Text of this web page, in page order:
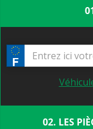
02. LES